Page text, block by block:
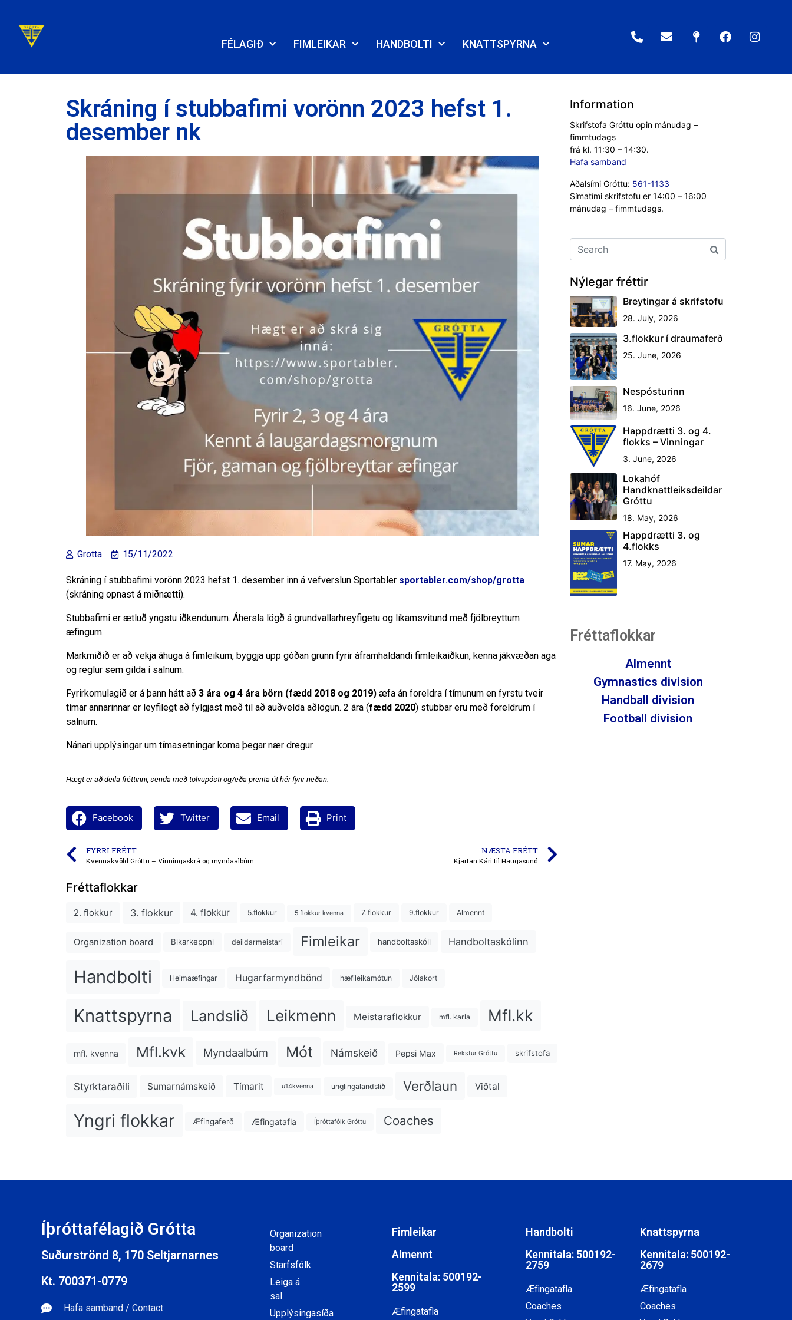
FÉLAGIÐ FIMLEIKAR HANDBOLTI KNATTSPYRNA
Skráning í stubbafimi vorönn 2023 hefst 1.
desember nk
Grotta 15/11/2022
Skráning í stubbafimi vorönn 2023 hefst 1. desember inn á vefverslun Sportabler sportabler.com/shop/grotta
(skráning opnast á miðnætti).
Stubbafimi er ætluð yngstu iðkendunum. Áhersla lögð á grundvallarhreyfigetu og líkamsvitund með fjölbreyttum
æfingum.
Markmiðið er að vekja áhuga á fimleikum, byggja upp góðan grunn fyrir áframhaldandi fimleikaiðkun, kenna jákvæðan aga
og reglur sem gilda í salnum.
Fyrirkomulagið er á þann hátt að 3 ára og 4 ára börn (fædd 2018 og 2019) æfa án foreldra í tímunum en fyrstu tveir
tímar annarinnar er leyfilegt að fylgjast með til að auðvelda aðlögun. 2 ára (fædd 2020) stubbar eru með foreldrum í
salnum.
Nánari upplýsingar um tímasetningar koma þegar nær dregur.
Hægt er að deila fréttinni, senda með tölvupósti og/eða prenta út hér fyrir neðan.
Facebook Twitter Email Print
FYRRI FRÉTT
Kvennakvöld Gróttu – Vinningaskrá og myndaalbúm
NÆSTA FRÉTT
Kjartan Kári til Haugasund
Fréttaflokkar
2. flokkur 3. flokkur 4. flokkur 5.flokkur 5.flokkur kvenna 7. flokkur 9.flokkur Almennt
Organization board Bikarkeppni deildarmeistari Fimleikar handboltaskóli Handboltaskólinn
Handbolti Heimaæfingar Hugarfarmyndbönd hæfileikamótun Jólakort
Knattspyrna Landslið Leikmenn Meistaraflokkur mfl. karla Mfl.kk
mfl. kvenna Mfl.kvk Myndaalbúm Mót Námskeið Pepsi Max Rekstur Gróttu skrifstofa
Styrktaraðili Sumarnámskeið Tímarit u14kvenna unglingalandslið Verðlaun Viðtal
Yngri flokkar Æfingaferð Æfingatafla Íþróttafólk Gróttu Coaches
Information
Skrifstofa Gróttu opin mánudag –
fimmtudags
frá kl. 11:30 – 14:30.
Hafa samband
Aðalsími Gróttu: 561-1133
Símatími skrifstofu er 14:00 – 16:00
mánudag – fimmtudags.
Nýlegar fréttir
Breytingar á skrifstofu
28. July, 2026
3.flokkur í draumaferð
25. June, 2026
Nespósturinn
16. June, 2026
Happdrætti 3. og 4.
flokks – Vinningar
3. June, 2026
Lokahóf
Handknattleiksdeildar
Gróttu
18. May, 2026
Happdrætti 3. og
4.flokks
17. May, 2026
Fréttaflokkar
Almennt
Gymnastics division
Handball division
Football division
Íþróttafélagið Grótta
Suðurströnd 8, 170 Seltjarnarnes
Kt. 700371-0779
Hafa samband / Contact
Organization
board
Starfsfólk
Leiga á
sal
Upplýsingasíða
Fimleikar
Almennt
Kennitala: 500192-
2599
Æfingatafla
Handbolti
Kennitala: 500192-
2759
Æfingatafla
Coaches
Knattspyrna
Kennitala: 500192-
2679
Æfingatafla
Coaches